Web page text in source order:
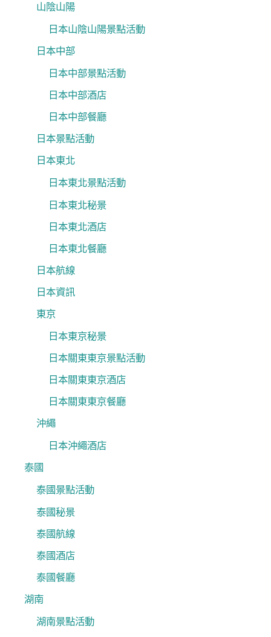
山陰山陽
日本山陰山陽景點活動
日本中部
日本中部景點活動
日本中部酒店
日本中部餐廳
日本景點活動
日本東北
日本東北景點活動
日本東北秘景
日本東北酒店
日本東北餐廳
日本航線
日本資訊
東京
日本東京秘景
日本關東東京景點活動
日本關東東京酒店
日本關東東京餐廳
沖繩
日本沖繩酒店
泰國
泰國景點活動
泰國秘景
泰國航線
泰國酒店
泰國餐廳
湖南
湖南景點活動